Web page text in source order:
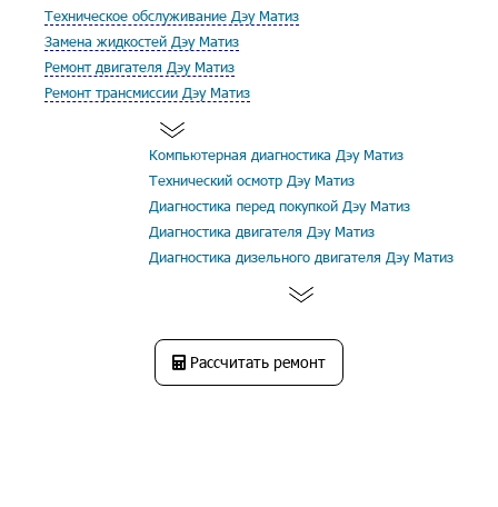
Техническое обслуживание Дэу Матиз
Замена жидкостей Дэу Матиз
Ремонт двигателя Дэу Матиз
Ремонт трансмиссии Дэу Матиз
Компьютерная диагностика Дэу Матиз
Технический осмотр Дэу Матиз
Диагностика перед покупкой Дэу Матиз
Диагностика двигателя Дэу Матиз
Диагностика дизельного двигателя Дэу Матиз
Рассчитать ремонт